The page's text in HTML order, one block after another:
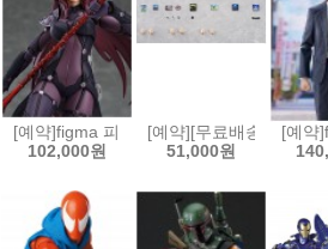
[예약]figma 피그마 Fate/Grand Order 랜
102,000원
[예약][무료배송]figma
51,000원
[예약